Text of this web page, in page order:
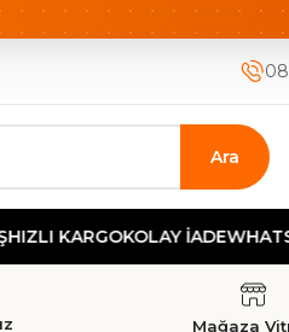
GÜVENLİ ALIŞVERİŞ-KOLAY
Ara
KARGOKOLAY İADE
Mağaza